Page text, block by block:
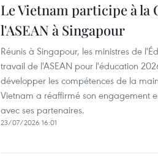
Le Vietnam participe à la
l'ASEAN à Singapour
Réunis à Singapour, les ministres de
travail de l'ASEAN pour l'éducation
développer les compétences de la
Vietnam a réaffirmé son engagement
avec ses partenaires.
23/07/2026 16:01